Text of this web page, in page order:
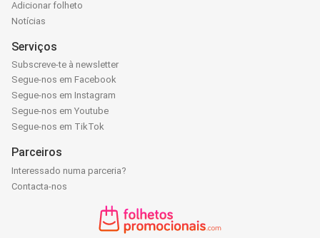
Adicionar folheto
Notícias
Serviços
Subscreve-te à newsletter
Segue-nos em Facebook
Segue-nos em Instagram
Segue-nos em Youtube
Segue-nos em TikTok
Parceiros
Interessado numa parceria?
Contacta-nos